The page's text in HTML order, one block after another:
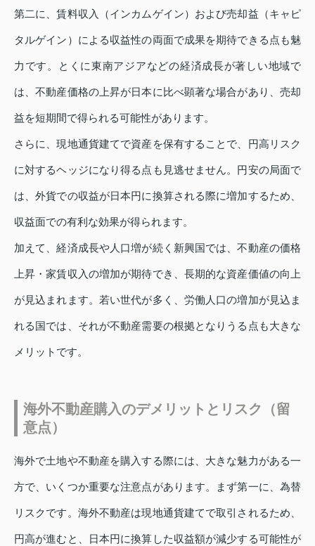
第二に、賃料収入（インカムゲイン）および売却益（キャピ
タルゲイン）による収益性の両面で成果を期待できる点も魅
力です。とくに東南アジアなどの経済成長が著しい地域で
は、不動産価格の上昇が日本に比べ顕著な場合があり、売却
益を短期間で得られる可能性があります。
さらに、現地通貨建てで資産を保有することで、円高リスク
に対するヘッジになり得る点も見逃せません。円安の局面で
は、外貨での収益が日本円に換算される際に増加するため、
収益面での有利な効果が得られます。
加えて、経済成長や人口増が続く新興国では、不動産の価格
上昇・家賃収入の増加が期待でき、長期的な資産価値の向上
が見込まれます。若い世代が多く、労働人口の増加が見込ま
れる国では、それが不動産需要の根拠となりうる点も大きな
メリットです。
海外不動産購入のデメリットとリスク（留
意点）
海外で土地や不動産を購入する際には、大きな魅力がある一
方で、いくつか重要な注意点があります。まず第一に、為替
リスクです。海外不動産は現地通貨建てで取引されるため、
円高が進むと、日本円に換算した収益額が減少する可能性が